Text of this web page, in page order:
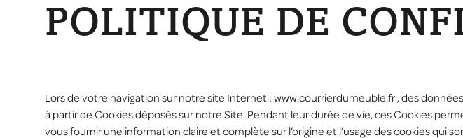
POLITIQUE DE
Lors de votre navigation sur notre site Internet : www.courrierdumeuble.fr , des
à partir de Cookies déposés sur notre Site. Pendant leur durée de vie, ces Cookies
vous fournir une information claire et complète sur l’origine et l’usage des cookies